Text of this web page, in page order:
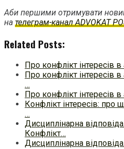
Аби першими отримувати
на телеграм-канал ADVOKAT
Related Posts:
Про конфлікт інтересів
Про конфлікт інтересів
…
Про конфлікт інтересів
Конфлікт інтересів: про
…
Дисциплінарна
Конфлікт…
Дисциплінарна